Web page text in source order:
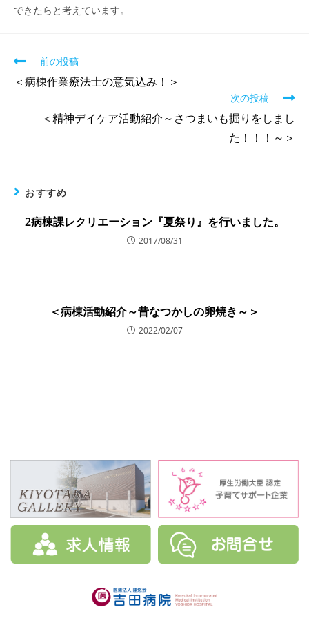
できたらと考えています。
前の投稿
＜病棟作業療法士の意気込み！＞
次の投稿
＜精神デイケア活動紹介～さつまいも掘りをしまし
た！！！～＞
おすすめ
2病棟課レクリエーション『夏祭り』を行いました。
2017/08/31
＜病棟活動紹介～昔なつかしの卵焼き～＞
2022/02/07